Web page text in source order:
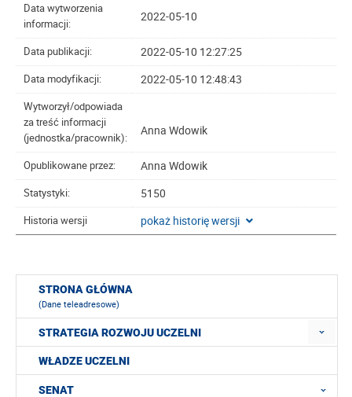
Data wytworzenia
informacji:
2022-05-10
Data publikacji: 2022-05-10 12:27:25
Data modyfikacji: 2022-05-10 12:48:43
Wytworzył/odpowiada
za treść informacji
(jednostka/pracownik):
Anna Wdowik
Opublikowane przez: Anna Wdowik
Statystyki: 5150
Historia wersji pokaż historię wersji
STRONA GŁÓWNA
(Dane teleadresowe)
STRATEGIA ROZWOJU UCZELNI
WŁADZE UCZELNI
SENAT